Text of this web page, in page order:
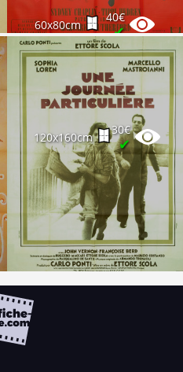
60x80cm
40€
✔
120x160cm
30€
✔